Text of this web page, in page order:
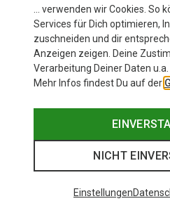
… verwenden wir Cookies. So
Services für Dich optimieren,
zuschneiden und dir
Anzeigen zeigen. Deine
Verarbeitung Deiner Daten u.a.
Mehr Infos findest Du auf der
NICHT
Einstellungen